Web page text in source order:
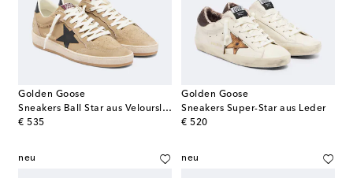
Golden Goose
Sneakers Ball Star aus Veloursleder
€ 535
original price
Golden Goose
Sneakers Super-Star aus Leder
€ 520
original price
neu neu